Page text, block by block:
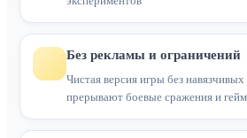
Без рекламы и ограничений
Чистая версия игры без
прерывают боевые сражения и